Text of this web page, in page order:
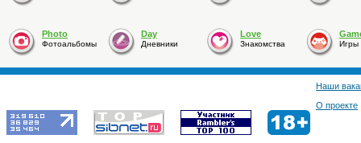
Photo
Фотоальбомы
Day
Дневники
Love
Знакомства Игры
Наши
О проекте